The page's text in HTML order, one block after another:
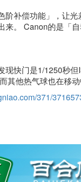
阶补偿功能」，让
来。 Canon的是「
现快门是1/1250秒
其他热气球也在移
371/